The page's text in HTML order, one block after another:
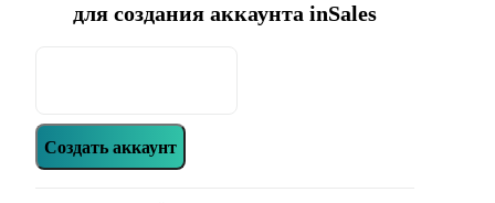
для создания аккаунта inSales
Создать аккаунт